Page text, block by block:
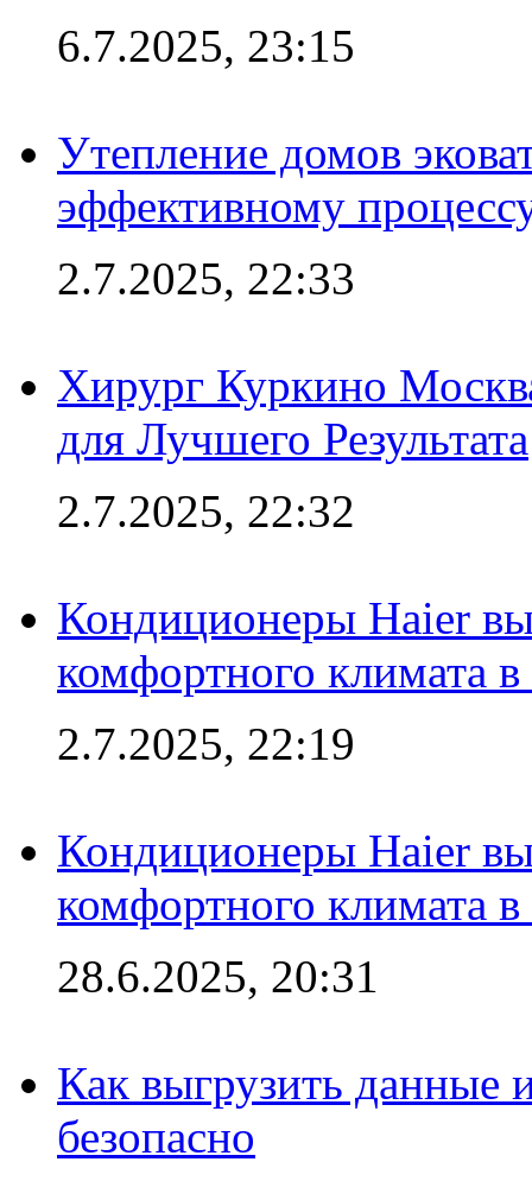
6.7.2025, 23:15
Утепление домов
эффективному
2.7.2025, 22:33
Хирург Куркино
для Лучшего Результата
2.7.2025, 22:32
Кондиционеры Haier
комфортного климата
2.7.2025, 22:19
Кондиционеры Haier
комфортного климата
28.6.2025, 20:31
Как выгрузить данные
безопасно